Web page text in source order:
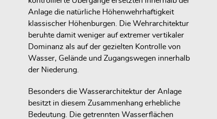
Anlage die natürliche Höhenwehrhaftigkeit
klassischer Höhenburgen. Die Wehrarchitektur
beruhte damit weniger auf extremer vertikaler
Dominanz als auf der gezielten Kontrolle von
Wasser, Gelände und Zugangswegen innerhalb
der Niederung.
Besonders die Wasserarchitektur der Anlage
besitzt in diesem Zusammenhang erhebliche
Bedeutung. Die getrennten Wasserflächen